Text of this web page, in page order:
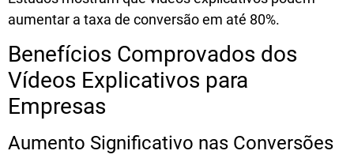
aumentar a taxa de conversão em até 80%.
Benefícios Comprovados dos
Vídeos Explicativos para
Empresas
Aumento Significativo nas Conversões